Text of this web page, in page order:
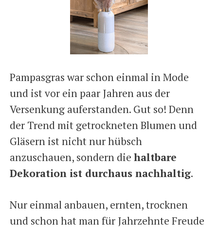
Pampasgras war schon einmal in Mode
und ist vor ein paar Jahren aus der
Versenkung auferstanden. Gut so! Denn
der Trend mit getrockneten Blumen und
Gläsern ist nicht nur hübsch
anzuschauen, sondern die haltbare
Dekoration ist durchaus nachhaltig.
Nur einmal anbauen, ernten, trocknen
und schon hat man für Jahrzehnte Freude